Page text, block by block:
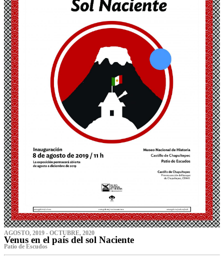
AGOSTO, 2019 - OCTUBRE, 2020
Venus en el país del sol Naciente
P‌atio de Escudos